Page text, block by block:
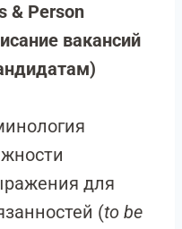
& Person
вакансий
для
(to be